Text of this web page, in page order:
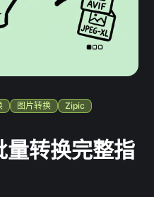
图片转换 Zipic
转换完整指